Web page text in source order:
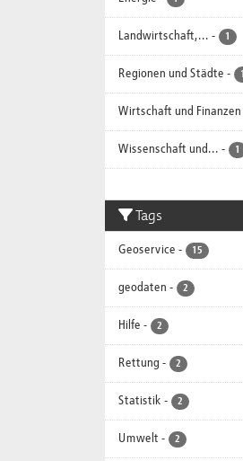
Landwirtschaft,... - 1
Regionen und Städte - 1
Wirtschaft und Finanzen
Wissenschaft und... - 1
Tags
Geoservice - 15
geodaten - 2
Hilfe - 2
Rettung - 2
Statistik - 2
Umwelt - 2